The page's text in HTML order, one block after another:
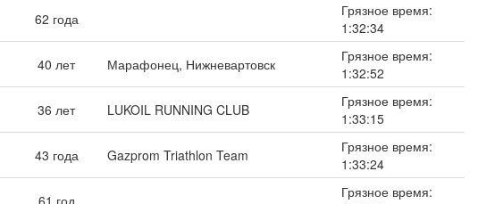
62 года
Грязное время:
1:32:34
40 лет Марафонец, Нижневартовск
Грязное время:
1:32:52
36 лет LUKOIL RUNNING CLUB
Грязное время:
1:33:15
43 года Gazprom Triathlon Team
Грязное время:
1:33:24
61 год
Грязное время: